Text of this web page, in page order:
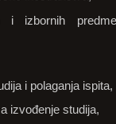
i izbornih
i polaganja ispita,
izvođenje studija,